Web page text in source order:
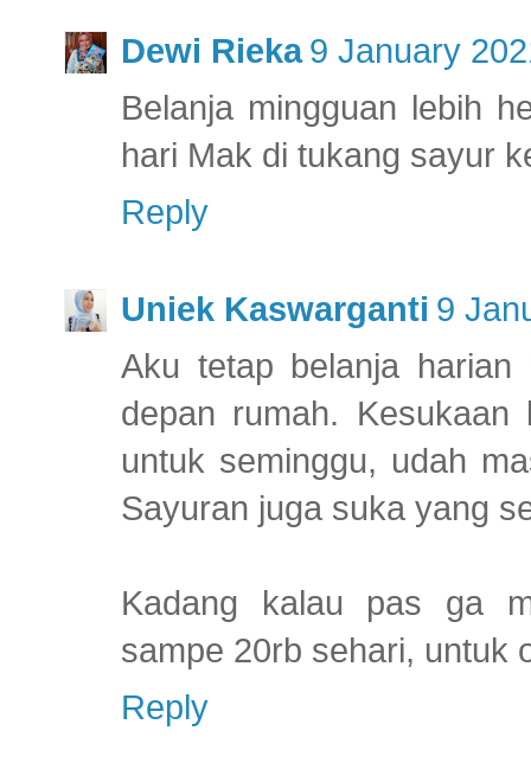
Dewi Rieka 9 January
Belanja mingguan lebih
hari Mak di tukang sayur
Reply
Uniek Kaswarganti 9
Aku tetap belanja
depan rumah.
untuk seminggu, udah
Sayuran juga suka yang
Kadang kalau pas ga
sampe 20rb sehari, untuk
Reply